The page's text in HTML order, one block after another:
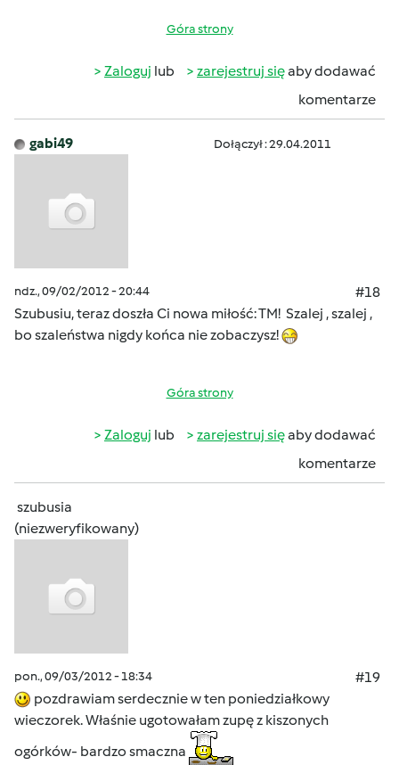
Góra strony
Zaloguj lub zarejestruj sięaby dodawać
komentarze
gabi49 Dołączył : 29.04.2011
ndz., 09/02/2012 - 20:44
#18
Szubusiu, teraz doszła Ci nowa miłość: TM! Szalej , szalej ,
bo szaleństwa nigdy końca nie zobaczysz!
Góra strony
Zaloguj lub zarejestruj sięaby dodawać
komentarze
szubusia
(niezweryfikowany)
pon., 09/03/2012 - 18:34
#19
pozdrawiam serdecznie w ten poniedziałkowy
wieczorek. Właśnie ugotowałam zupę z kiszonych
ogórków- bardzo smaczna